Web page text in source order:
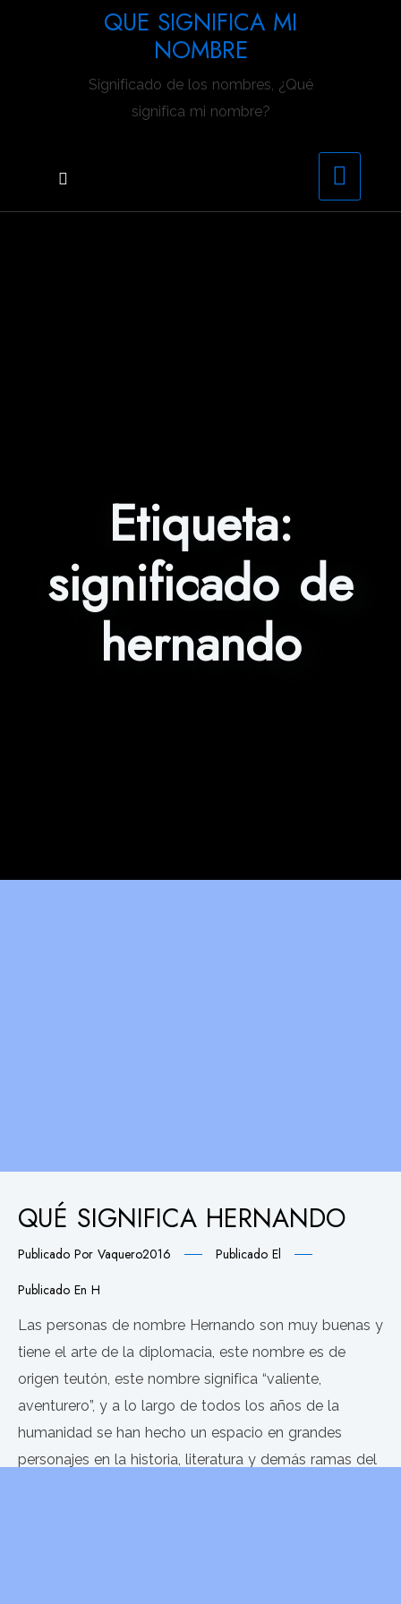
QUE SIGNIFICA MI
NOMBRE
Significado de los nombres, ¿Qué
significa mi nombre?
Etiqueta:
significado de
hernando
QUÉ SIGNIFICA HERNANDO
Publicado Por Vaquero2016
Publicado El
Publicado En H
Las personas de nombre Hernando son muy buenas y
tiene el arte de la diplomacia, este nombre es de
origen teutón, este nombre significa “valiente,
aventurero”, y a lo largo de todos los años de la
humanidad se han hecho un espacio en grandes
personajes en la historia, literatura y demás ramas del